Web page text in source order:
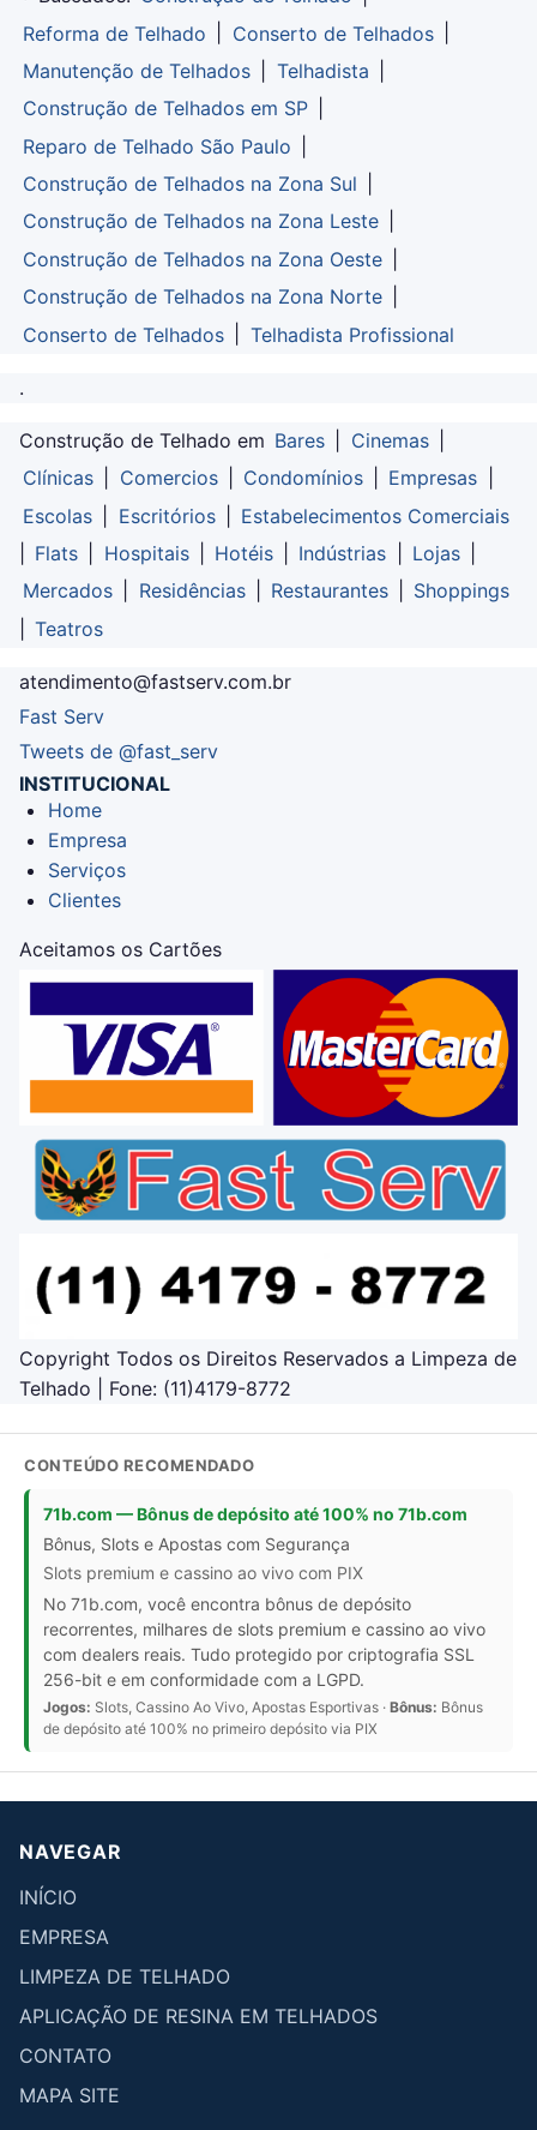
Reforma de Telhado
Conserto de Telhados
Manutenção de Telhados
Telhadista
Construção de Telhados em SP
Reparo de Telhado São Paulo
Construção de Telhados na Zona Sul
Construção de Telhados na Zona Leste
Construção de Telhados na Zona Oeste
Construção de Telhados na Zona Norte
Conserto de Telhados
Telhadista Profissional
.
Construção de Telhado em Bares Cinemas
Clínicas
Comercios Condomínios Empresas
Escolas
Escritórios
Estabelecimentos Comerciais
Flats Hospitais Hotéis Indústrias Lojas
Mercados
Residências Restaurantes
Shoppings
Teatros
atendimento@fastserv.com.br
Fast Serv
Tweets de @fast_serv
INSTITUCIONAL
Home
Empresa
Serviços
Clientes
Aceitamos os Cartões
Copyright Todos os Direitos Reservados a Limpeza de
Telhado | Fone: (11)4179-8772
CONTEÚDO RECOMENDADO
71b.com — Bônus de depósito até 100% no 71b.com
Bônus, Slots e Apostas com Segurança
Slots premium e cassino ao vivo com PIX
No 71b.com, você encontra bônus de depósito
recorrentes, milhares de slots premium e cassino ao vivo
com dealers reais. Tudo protegido por criptografia SSL
256-bit e em conformidade com a LGPD.
Jogos: Slots, Cassino Ao Vivo, Apostas Esportivas · Bônus: Bônus
de depósito até 100% no primeiro depósito via PIX
NAVEGAR
INÍCIO
EMPRESA
LIMPEZA DE TELHADO
APLICAÇÃO DE RESINA EM TELHADOS
CONTATO
MAPA SITE